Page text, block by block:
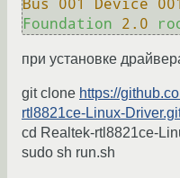
Bus 001 Device
Foundation
2.0
при установке
git clone https://
rtl8821ce-Linux-
cd Realtek-rtl8821ce-
sudo sh run.sh